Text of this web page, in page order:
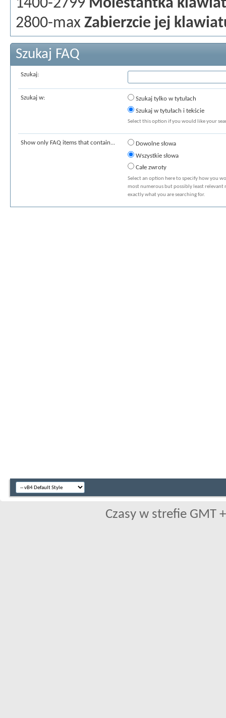
1400-2799 Molestantka
2800-max Zabierzcie jej
Szukaj FAQ
Szukaj:
Szukaj w:
Szukaj tylko w tytułach
Szukaj w tytułach i tekście
Select this option if you would like your
Show only FAQ items that contain...
Dowolne słowa
Wszystkie słowa
Całe zwroty
Select an option here to specify how you
most numerous but possibly least
exactly what you are searching for.
Czasy w strefie GMT